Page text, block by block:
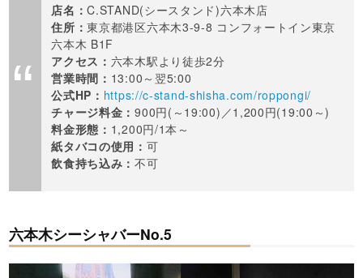
店名：C.STAND(シースタンド)六本木店
住所：東京都港区六本木3-9-8 コンフォートイン東京
六本木 B1F
アクセス： 六本木駅より徒歩2分
営業時間： 13:00～翌5:00
公式HP： https://c-stand-shisha.com/roppongi/
チャージ料金：900円(～19:00)／1,200円(19:00～)
料金形態： 1,200円/1本～
紙タバコの使用： 可
飲食持ち込み：不可
六本木シーシャバーNo.5